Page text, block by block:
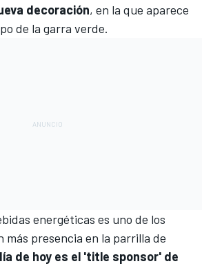
decoración, en la que aparece
de la garra verde.
energéticas es uno de los
más presencia en la parrilla de
de hoy es el 'title sponsor' de